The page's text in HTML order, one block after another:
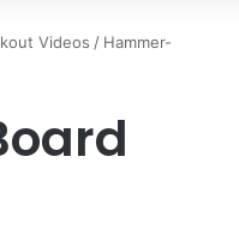
Videos / Hammer-